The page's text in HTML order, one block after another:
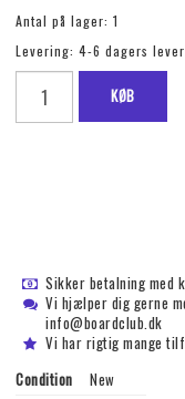
Antal på lager: 1
Levering: 4-6 dagers
KØB
Sikker betalning med
Vi hjælper dig gerne
info@boardclub.dk
Vi har rigtig mange
Condition
New